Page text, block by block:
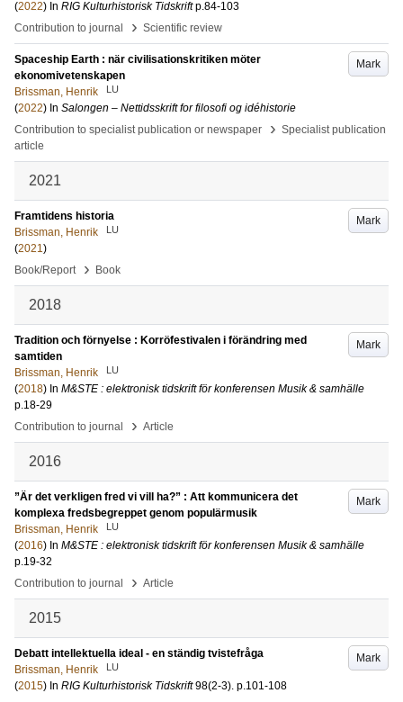
(2022) In RIG Kulturhistorisk Tidskrift p.84-103
Contribution to journal
› Scientific review
Mark
Spaceship Earth : när civilisationskritiken möter
ekonomivetenskapen
Brissman, Henrik
LU
(2022) In Salongen – Nettidsskrift for filosofi og idéhistorie
Contribution to specialist publication or newspaper
› Specialist publication
article
2021
Mark
Framtidens historia
Brissman, Henrik
LU
(2021)
Book/Report
› Book
2018
Mark
Tradition och förnyelse : Korröfestivalen i förändring med
samtiden
Brissman, Henrik
LU
(2018) In M&STE : elektronisk tidskrift för konferensen Musik & samhälle
p.18-29
Contribution to journal
› Article
2016
Mark
”Är det verkligen fred vi vill ha?” : Att kommunicera det
komplexa fredsbegreppet genom populärmusik
Brissman, Henrik
LU
(2016) In M&STE : elektronisk tidskrift för konferensen Musik & samhälle
p.19-32
Contribution to journal
› Article
2015
Mark
Debatt intellektuella ideal - en ständig tvistefråga
Brissman, Henrik
LU
(2015) In RIG Kulturhistorisk Tidskrift 98(2-3). p.101-108